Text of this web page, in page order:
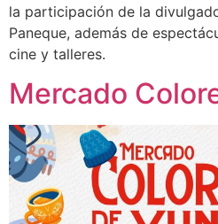
la participación de la
Paneque, además de
cine y talleres.
Mercado